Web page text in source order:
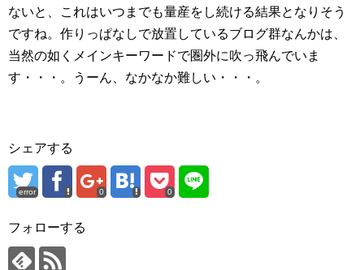
ないと、これはいつまでも量産をし続ける結果となりそう
ですね。作りっぱなしで放置しているブログ群なんかは、
当然の如くメインキーワードで圏外に吹っ飛んでいま
す・・・。うーん、なかなか難しい・・・。
シェアする
error 0 0
フォローする